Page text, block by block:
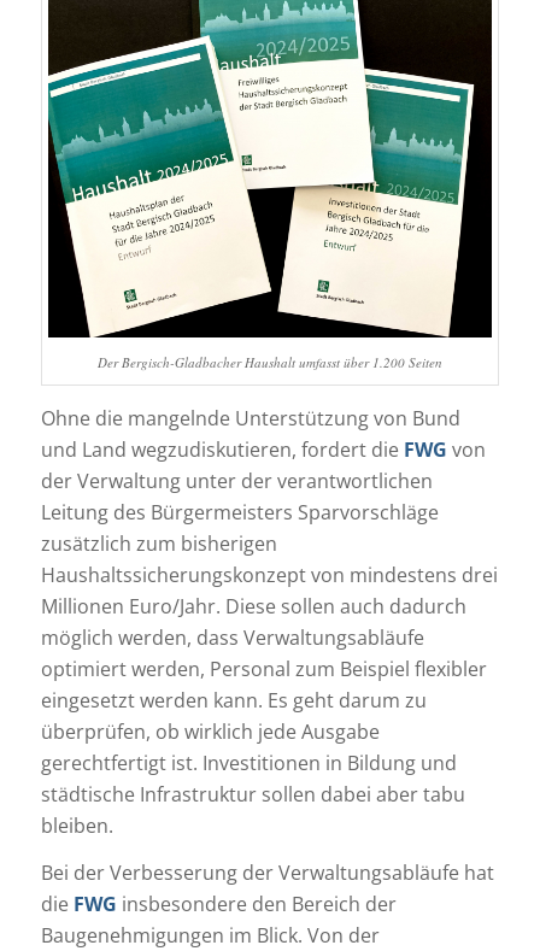
Der Bergisch-Gladbacher Haushalt umfasst über 1.200 Seiten
Ohne die mangelnde Unterstützung von Bund
und Land wegzudiskutieren, fordert die FWG von
der Verwaltung unter der verantwortlichen
Leitung des Bürgermeisters Sparvorschläge
zusätzlich zum bisherigen
Haushaltssicherungskonzept von mindestens drei
Millionen Euro/Jahr. Diese sollen auch dadurch
möglich werden, dass Verwaltungsabläufe
optimiert werden, Personal zum Beispiel flexibler
eingesetzt werden kann. Es geht darum zu
überprüfen, ob wirklich jede Ausgabe
gerechtfertigt ist. Investitionen in Bildung und
städtische Infrastruktur sollen dabei aber tabu
bleiben.
Bei der Verbesserung der Verwaltungsabläufe hat
die FWG insbesondere den Bereich der
Baugenehmigungen im Blick. Von der